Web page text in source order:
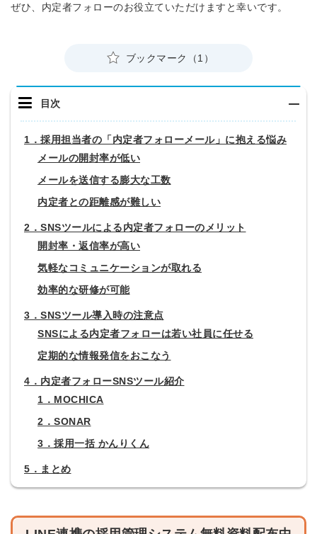
ぜひ、内定者フォローのお役立ていただけますと幸いです。
ブックマーク（1）
目次
1．採用担当者の「内定者フォローメール」に抱える悩み
メールの開封率が低い
メールを送信する膨大な工数
内定者との距離感が難しい
2．SNSツールによる内定者フォローのメリット
開封率・返信率が高い
気軽なコミュニケーションが取れる
効率的な研修が可能
3．SNSツール導入時の注意点
SNSによる内定者フォローは若い社員に任せる
定期的な情報発信をおこなう
4．内定者フォローSNSツール紹介
1．MOCHICA
2．SONAR
3．採用一括 かんりくん
5．まとめ